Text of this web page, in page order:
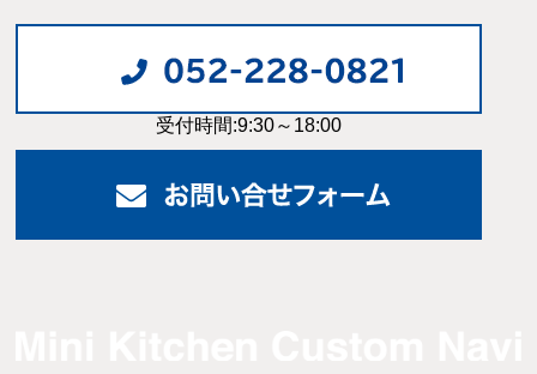
受付時間:9:30～18:00